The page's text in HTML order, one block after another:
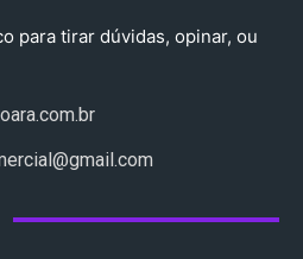
para tirar dúvidas, opinar, ou